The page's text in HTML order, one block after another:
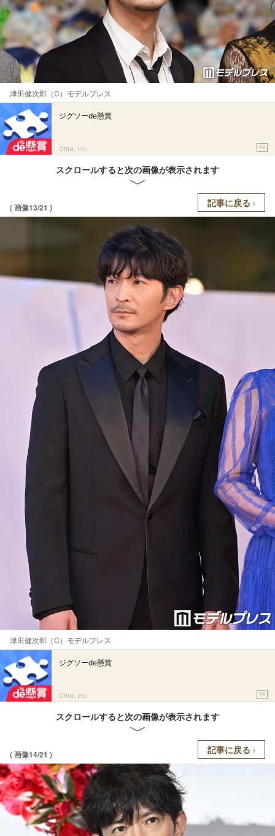
津田健次郎（C）モデルプレス
ジグソーde懸賞
Ohte, Inc. PR
スクロールすると次の画像が表示されます
( 画像13/21 ) 記事に戻る
津田健次郎（C）モデルプレス
ジグソーde懸賞
Ohte, Inc. PR
スクロールすると次の画像が表示されます
( 画像14/21 ) 記事に戻る